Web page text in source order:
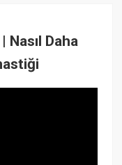
Nasıl Daha